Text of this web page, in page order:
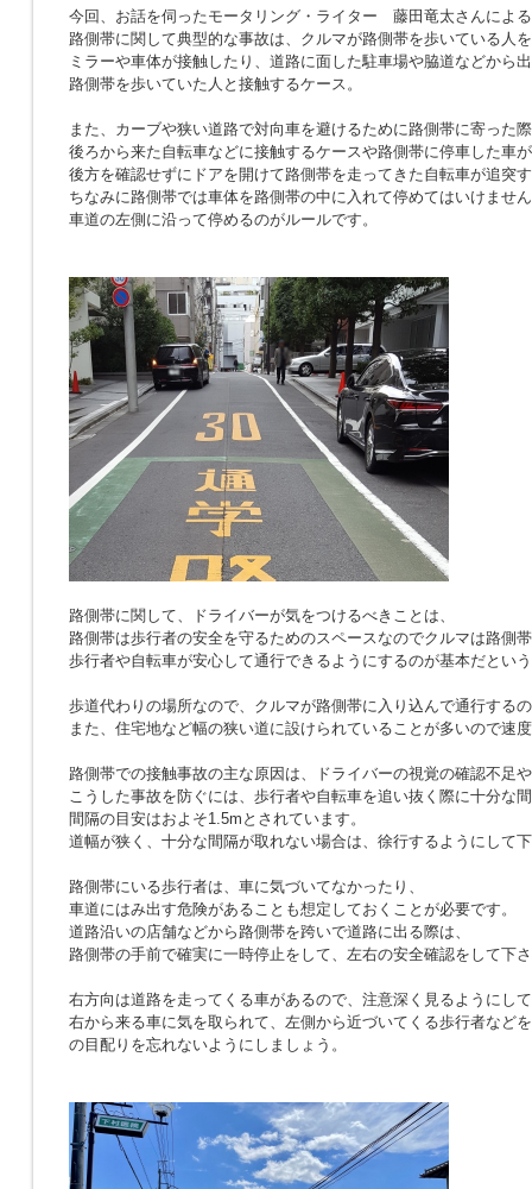
今回、お話を伺ったモータリング・ライター 藤田竜太さんによ
路側帯に関して典型的な事故は、クルマが路側帯を歩いている人
ミラーや車体が接触したり、道路に面した駐車場や脇道などから
路側帯を歩いていた人と接触するケース。
また、カーブや狭い道路で対向車を避けるために路側帯に寄った
後ろから来た自転車などに接触するケースや路側帯に停車した車
後方を確認せずにドアを開けて路側帯を走ってきた自転車が追突
ちなみに路側帯では車体を路側帯の中に入れて停めてはいけませ
車道の左側に沿って停めるのがルールです。
路側帯に関して、ドライバーが気をつけるべきことは、
路側帯は歩行者の安全を守るためのスペースなのでクルマは路側
歩行者や自転車が安心して通行できるようにするのが基本だとい
歩道代わりの場所なので、クルマが路側帯に入り込んで通行する
また、住宅地など幅の狭い道に設けられていることが多いので速
路側帯での接触事故の主な原因は、ドライバーの視覚の確認不足
こうした事故を防ぐには、歩行者や自転車を追い抜く際に十分な
間隔の目安はおよそ1.5mとされています。
道幅が狭く、十分な間隔が取れない場合は、徐行するようにして
路側帯にいる歩行者は、車に気づいてなかったり、
車道にはみ出す危険があることも想定しておくことが必要です。
道路沿いの店舗などから路側帯を跨いで道路に出る際は、
路側帯の手前で確実に一時停止をして、左右の安全確認をして下
右方向は道路を走ってくる車があるので、注意深く見るようにし
右から来る車に気を取られて、左側から近づいてくる歩行者など
の目配りを忘れないようにしましょう。